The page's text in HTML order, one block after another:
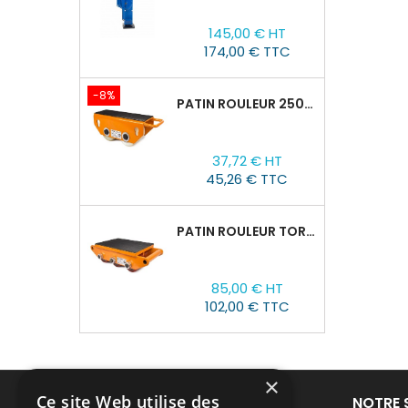
145,00 € HT
174,00 € TTC
-8% PATIN ROULEUR 2500R-02, CAPACITÉ DE CHARGE 2,5T
base
37,72 € HT
45,26 € TTC
PATIN ROULEUR TOR CRO-6 : 8T
85,00 € HT
102,00 € TTC
PRODUITS NOTRE
×
Ce site Web utilise des